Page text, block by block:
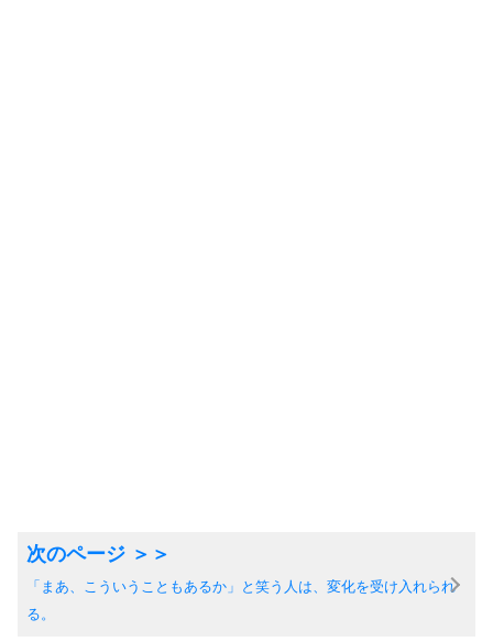
「まあ、こういうこともあるか」と笑う人は、変化を受け入れられ
る。